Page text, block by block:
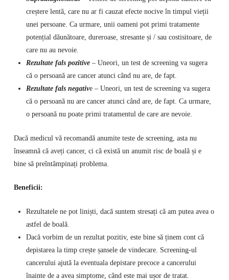
creștere lentă, care nu ar fi cauzat efecte nocive în timpul vieții
unei persoane. Ca urmare, unii oameni pot primi tratamente
potențial dăunătoare, dureroase, stresante și / sau costisitoare, de
care nu au nevoie.
Rezultate fals pozitive– Uneori, un test de screening va sugera
că o persoană are cancer atunci când nu are, de fapt.
Rezultate fals negative – Uneori, un test de screening va sugera
că o persoană nu are cancer atunci când are, de fapt. Ca urmare,
o persoană nu poate primi tratamentul de care are nevoie.
Dacă medicul vă recomandă anumite teste de screening, asta nu
înseamnă că aveți cancer, ci că există un anumit risc de boală și e
bine să preîntâmpinați problema.
Beneficii:
Rezultatele ne pot liniști, dacă suntem stresați că am putea avea o
astfel de boală.
Dacă vorbim de un rezultat pozitiv, este bine să ținem cont că
depistarea la timp crește șansele de vindecare. Screening-ul
cancerului ajută la eventuala depistare precoce a cancerului
înainte de a avea simptome, când este mai ușor de tratat.